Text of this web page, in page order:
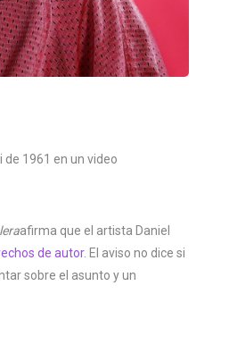
1961 en un video
afirma que el artista Daniel
de autor. El aviso no dice si
sobre el asunto y un